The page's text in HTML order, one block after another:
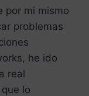
por mi mismo
problemas
he ido
real
lo